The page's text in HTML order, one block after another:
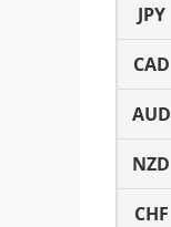
JPY
CAD
AUD
NZD
CHF